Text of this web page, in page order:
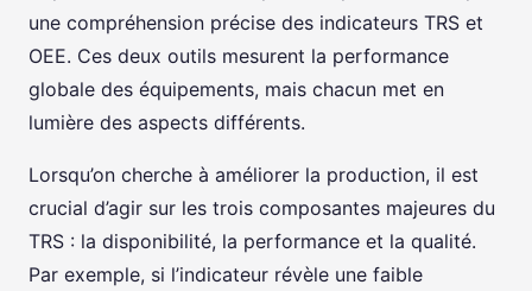
une compréhension précise des indicateurs TRS et
OEE. Ces deux outils mesurent la performance
globale des équipements, mais chacun met en
lumière des aspects différents.
Lorsqu’on cherche à améliorer la production, il est
crucial d’agir sur les trois composantes majeures du
TRS : la disponibilité, la performance et la qualité.
Par exemple, si l’indicateur révèle une faible